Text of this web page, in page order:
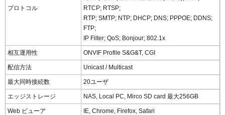
プロトコル
RTCP; RTSP;
RTP; SMTP; NTP; DHCP; DNS; PPPOE; DDNS;
FTP;
IP Filter; QoS; Bonjour; 802.1x
相互運用性 ONVIF Profile S&G&T, CGI
配信方法 Unicast / Multicast
最大同時接続数 20ユーザ
エッジストレージ NAS, Local PC, Mirco SD card 最大256GB
Web ビューア IE, Chrome, Firefox, Safari